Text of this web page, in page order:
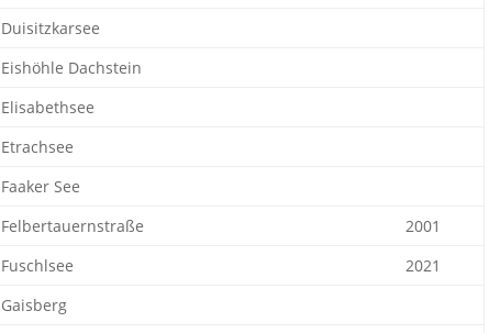
Duisitzkarsee
Eishöhle Dachstein
Elisabethsee
Etrachsee
Faaker See
Felbertauernstraße
2001
Fuschlsee
2021
Gaisberg